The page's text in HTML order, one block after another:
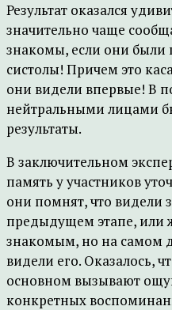
Результат оказался
значительно чаще
знакомы, если они были
систолы! Причем это
они видели впервые! В
нейтральными лицами
результаты.
В заключительном
память у участников
они помнят, что видели
предыдущем этапе, или
знакомым, но на самом
видели его. Оказалось,
основном вызывают
конкретных